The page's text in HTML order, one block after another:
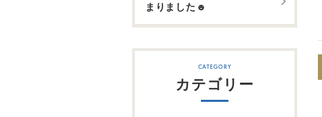
まりました☻
カテゴリー